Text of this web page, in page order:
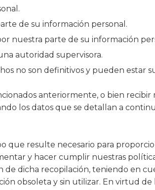
de su información personal.
nuestra parte de su información
autoridad supervisora.
no son definitivos y pueden estar
anteriormente, o bien
los datos que se detallan a
que resulte necesario para
y hacer cumplir nuestras
dicha recopilación, teniendo en
obsoleta y sin utilizar. En virtud de